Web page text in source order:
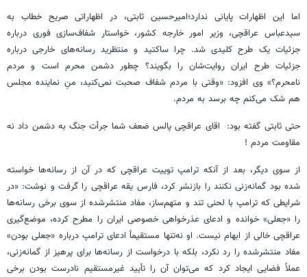
اما این اظهارات پایانی ندارد؛امیرحسین ثابتی، در اظهاراتی صریح خطاب به
سیدعباس عراقچی، وزیر امور خارجه کشور، خواستار شفاف‌سازی فوری درباره
جزئیات یک طرح کلیدی شد. چرا ساکتید و منتظرید رسانه‌های خارجی درباره
جزئیات طرح ایران روایت‌شان را بگویند؟ چطور دشمن محرم است و مردم
نامحرم؟» وی افزود: «وقتی با مردم شفاف صحبت نمی‌کنید، منِ نماینده مجلس
هم شک می‌کنم چه برسد به مردم.
حتی ثابتی گفته بود: اقای عراقچی پالس ضعف شما جرأت جنگ به دشمن داد نه
مقاومت مردم !
از سوی دیگر، بعد از آنکه ترامپ توییت عراقچی که در آن از رسانه‌ها خواسته
شده بود گمانه‌زنی نکنند را بازنشر کرد، فارس یقه عراقچی را گرفت و نوشت: «در
شرایطی که ترامپ با لحنی تند و متهم‌ساز، مفاد منتشرشده از سوی برخی رسانه‌ها
را «جعلی» خوانده و ادعای عذرخواهی خصوصی ایران را مطرح کرده، موضع‌گیری
عراقچی خالی از ابهام نیست. او نه‌تنها مستقیماً ادعای ترامپ درباره «جعلی بودن»
مفاد منتشرشده را رد نکرد، بلکه با درخواست از رسانه‌ها برای پرهیز از گمانه‌زنی،
عملاً فضایی ایجاد کرد که می‌توان آن را تأیید غیرمستقیم نادرست بودن برخی